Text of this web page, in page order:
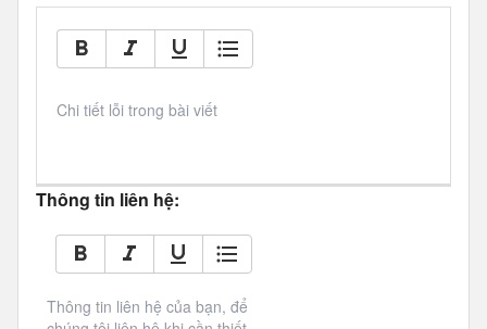
Chi tiết lỗi trong bài viết
Thông tin liên hệ:
Thông tin liên hệ của bạn, để